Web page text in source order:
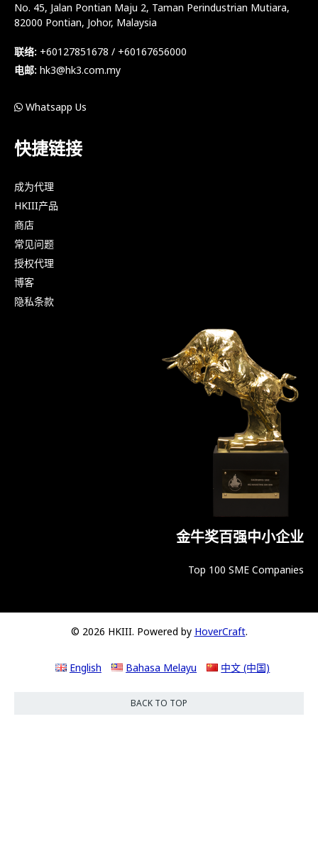
No. 45, Jalan Pontian Maju 2, Taman Perindustrian Mutiara,
82000 Pontian, Johor, Malaysia
联络: +60127851678 / +60167656000
电邮: hk3@hk3.com.my
Whatsapp Us
快捷链接
成为代理
HKIII产品
商店
常见问题
授权代理
博客
隐私条款
金牛奖百强中小企业
Top 100 SME Companies
© 2026 HKIII. Powered by HoverCraft.
English Bahasa Melayu 中文 (中国)
BACK TO TOP